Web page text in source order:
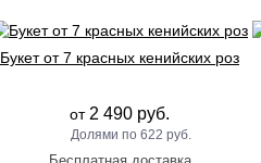
Букет от 7 красных кенийских роз
от 2 490 руб.
622 руб.